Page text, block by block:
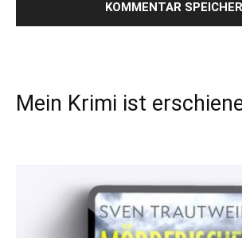
Mein Krimi ist